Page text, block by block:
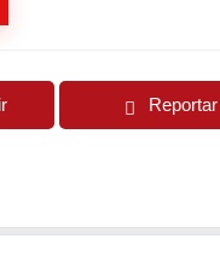
Reportar